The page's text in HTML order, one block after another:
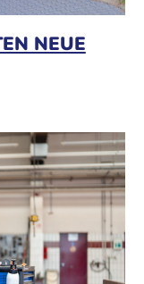
NEUE